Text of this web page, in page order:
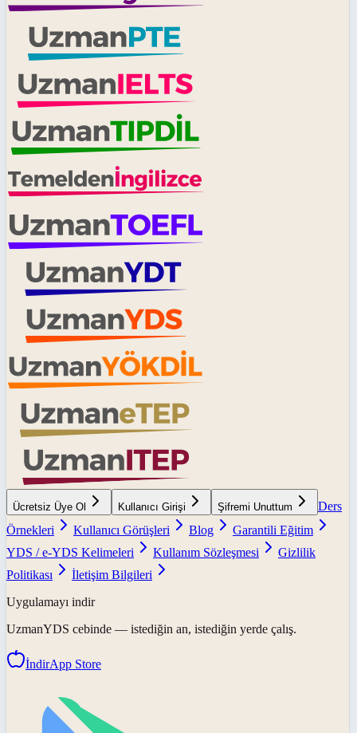
Ücretsiz Üye Ol Kullanıcı Girişi Şifremi Unuttum
Ders
Örnekleri
Kullanıcı Görüşleri Blog
Garantili Eğitim
YDS / e-YDS Kelimeleri
Kullanım Sözleşmesi
Gizlilik
Politikası
İletişim Bilgileri
Uygulamayı indir
UzmanYDS cebinde — istediğin an, istediğin yerde çalış.
İndirApp Store